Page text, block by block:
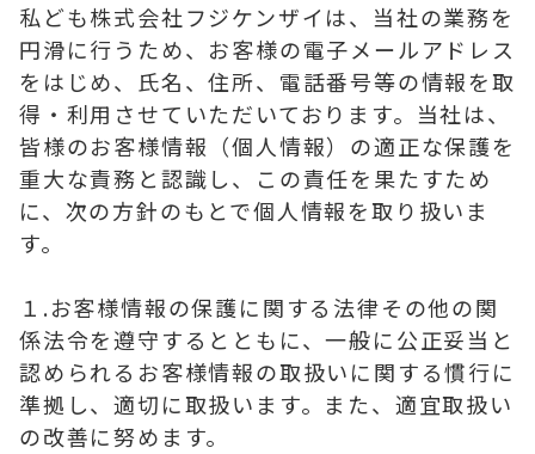
私ども株式会社フジケンザイは、当社の業務を
円滑に行うため、お客様の電子メールアドレス
をはじめ、氏名、住所、電話番号等の情報を取
得・利用させていただいております。当社は、
皆様のお客様情報（個人情報）の適正な保護を
重大な責務と認識し、この責任を果たすため
に、次の方針のもとで個人情報を取り扱いま
す。
１.お客様情報の保護に関する法律その他の関
係法令を遵守するとともに、一般に公正妥当と
認められるお客様情報の取扱いに関する慣行に
準拠し、適切に取扱います。また、適宜取扱い
の改善に努めます。